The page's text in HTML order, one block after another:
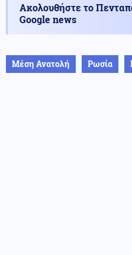
Ακολουθήστε το
Google news
Μέση Ανατολή Ρωσία